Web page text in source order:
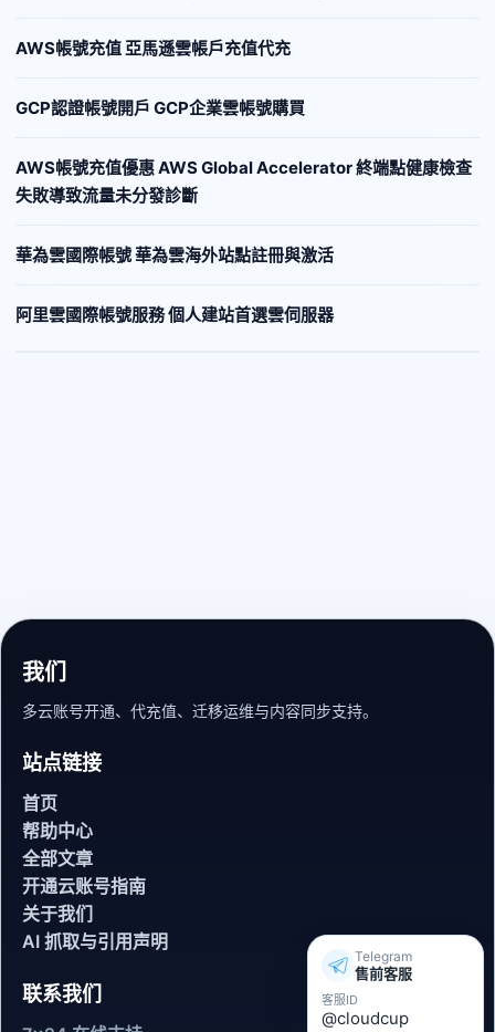
AWS帳號充值 亞馬遜雲帳戶充值代充
GCP認證帳號開戶 GCP企業雲帳號購買
AWS帳號充值優惠 AWS Global Accelerator 終端點健康檢查
失敗導致流量未分發診斷
華為雲國際帳號 華為雲海外站點註冊與激活
阿里雲國際帳號服務 個人建站首選雲伺服器
我们
多云账号开通、代充值、迁移运维与内容同步支持。
站点链接
首页
帮助中心
全部文章
开通云账号指南
关于我们
AI 抓取与引用声明
联系我们
Telegram
售前客服
客服ID
@cloudcup